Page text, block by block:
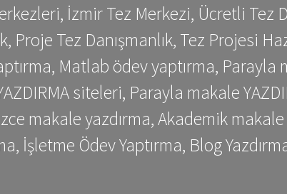
İzmir Tez Merkezi, Ücretli Tez
Proje Tez Danışmanlık, Tez Projesi
Matlab ödev yaptırma,
siteleri, Parayla makale
makale yazdırma, Akademik makale
İşletme Ödev Yaptırma, Blog